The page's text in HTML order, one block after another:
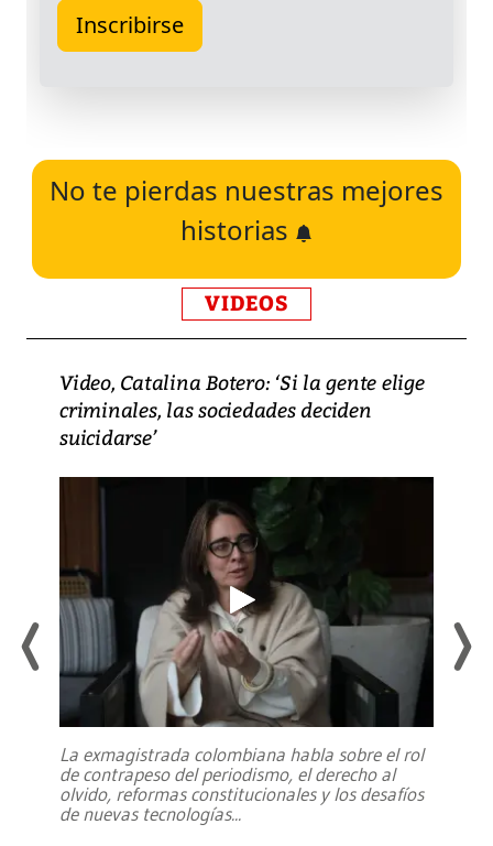
No te pierdas nuestras mejores
historias
VIDEOS
Video, Catalina Botero: ‘Si la gente elige
criminales, las sociedades deciden
suicidarse’
La exmagistrada colombiana habla sobre el rol
de contrapeso del periodismo, el derecho al
olvido, reformas constitucionales y los desafíos
de nuevas tecnologías...